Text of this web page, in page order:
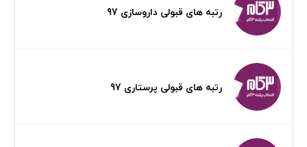
رتبه های قبولی داروسازی 97
رتبه های قبولی پرستاری 97